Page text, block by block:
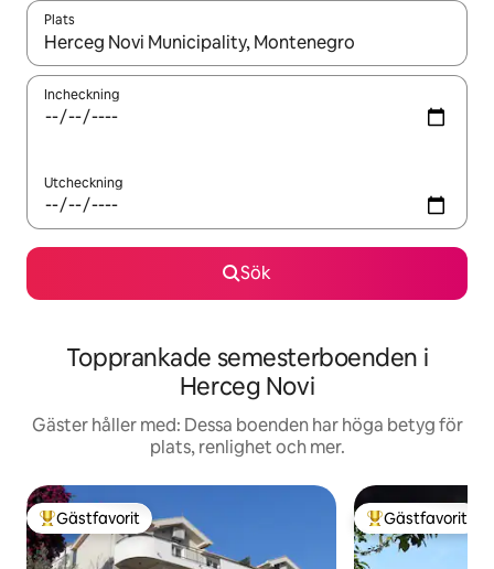
Plats
När resultaten är tillgängliga kan du navigera med upp- och
Incheckning
Utcheckning
Sök
Topprankade semesterboenden i
Herceg Novi
Gäster håller med: Dessa boenden har höga betyg för
plats, renlighet och mer.
Populär gästfavorit
Gästfavorit Populär
Gästfavorit